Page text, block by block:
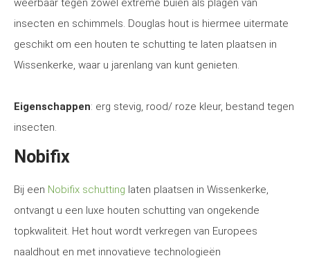
weerbaar tegen zowel extreme buien als plagen van
insecten en schimmels. Douglas hout is hiermee uitermate
geschikt om een houten te schutting te laten plaatsen in
Wissenkerke, waar u jarenlang van kunt genieten.
Eigenschappen: erg stevig, rood/ roze kleur, bestand tegen
insecten.
Nobifix
Bij een Nobifix schutting laten plaatsen in Wissenkerke,
ontvangt u een luxe houten schutting van ongekende
topkwaliteit. Het hout wordt verkregen van Europees
naaldhout en met innovatieve technologieën